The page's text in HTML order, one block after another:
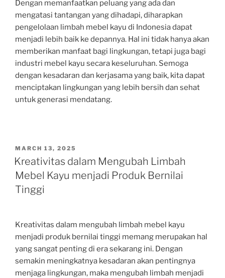
Dengan memanfaatkan peluang yang ada dan
mengatasi tantangan yang dihadapi, diharapkan
pengelolaan limbah mebel kayu di Indonesia dapat
menjadi lebih baik ke depannya. Hal ini tidak hanya akan
memberikan manfaat bagi lingkungan, tetapi juga bagi
industri mebel kayu secara keseluruhan. Semoga
dengan kesadaran dan kerjasama yang baik, kita dapat
menciptakan lingkungan yang lebih bersih dan sehat
untuk generasi mendatang.
POSTED
ON
MARCH 13, 2025
Kreativitas dalam Mengubah Limbah
Mebel Kayu menjadi Produk Bernilai
Tinggi
Kreativitas dalam mengubah limbah mebel kayu
menjadi produk bernilai tinggi memang merupakan hal
yang sangat penting di era sekarang ini. Dengan
semakin meningkatnya kesadaran akan pentingnya
menjaga lingkungan, maka mengubah limbah menjadi